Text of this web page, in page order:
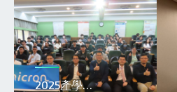
2025產學…